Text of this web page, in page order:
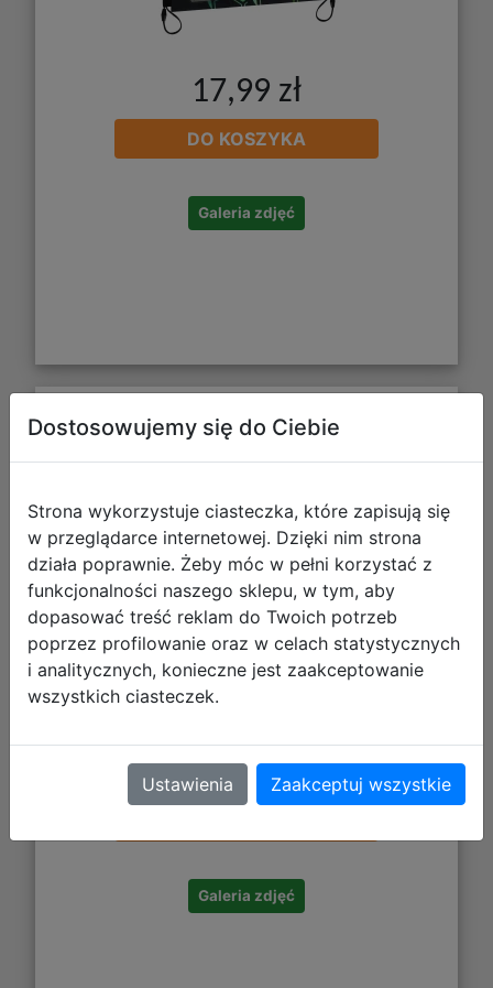
17,99 zł
DO KOSZYKA
Galeria zdjęć
CoolPack Bibby Bidon na napoje
420ml Let's Gol Z08674
26,99 zł
Galeria zdjęć
Dostosowujemy się do Ciebie
Strona wykorzystuje ciasteczka, które zapisują się
w przeglądarce internetowej. Dzięki nim strona
działa poprawnie. Żeby móc w pełni korzystać z
funkcjonalności naszego sklepu, w tym, aby
dopasować treść reklam do Twoich potrzeb
poprzez profilowanie oraz w celach statystycznych
i analitycznych, konieczne jest zaakceptowanie
wszystkich ciasteczek.
Ustawienia Zaakceptuj wszystkie